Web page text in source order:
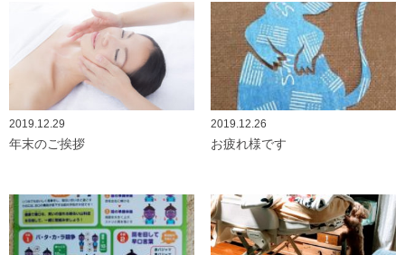
2019.12.29
年末のご挨拶
2019.12.26
お疲れ様です